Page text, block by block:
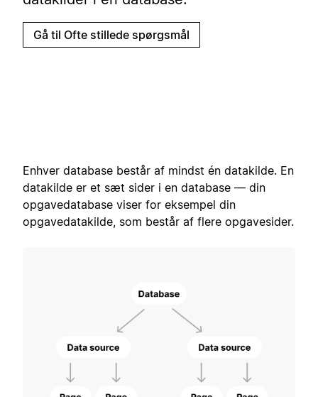
Gå til Ofte stillede spørgsmål
Enhver database består af mindst én datakilde. En
datakilde er et sæt sider i en database — din
opgavedatabase viser for eksempel din
opgavedatakilde, som består af flere opgavesider.